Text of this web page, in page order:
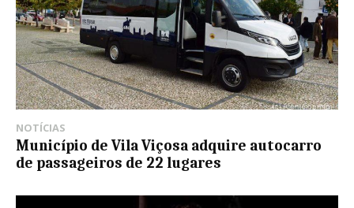
NOTÍCIAS
Município de Vila Viçosa adquire autocarro
de passageiros de 22 lugares